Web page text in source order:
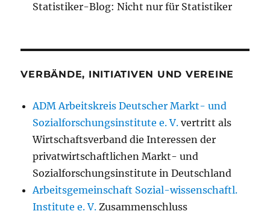
Statistiker-Blog: Nicht nur für Statistiker
VERBÄNDE, INITIATIVEN UND VEREINE
ADM Arbeitskreis Deutscher Markt- und
Sozialforschungsinstitute e. V. vertritt als
Wirtschaftsverband die Interessen der
privatwirtschaftlichen Markt- und
Sozialforschungsinstitute in Deutschland
Arbeitsgemeinschaft Sozial-wissenschaftl.
Institute e. V. Zusammenschluss